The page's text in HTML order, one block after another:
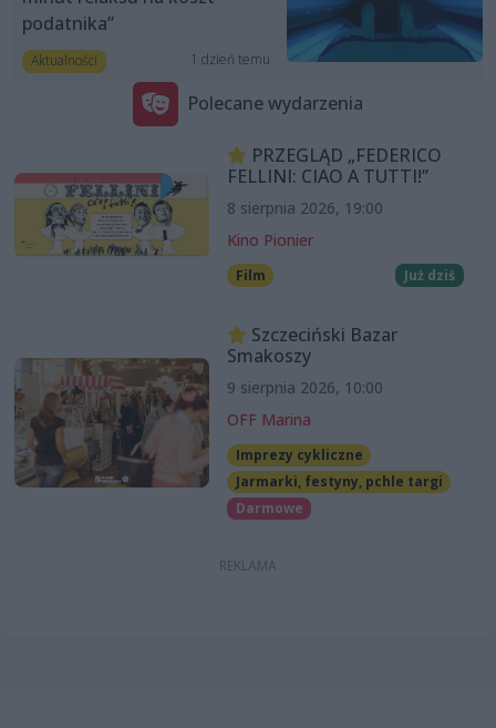
podatnika”
Aktualności 1 dzień temu
Polecane wydarzenia
PRZEGLĄD „FEDERICO
FELLINI: CIAO A TUTTI!”
8 sierpnia 2026, 19:00
Kino Pionier
Film Już dziś
Szczeciński Bazar
Smakoszy
9 sierpnia 2026, 10:00
OFF Marina
Imprezy cykliczne
Jarmarki, festyny, pchle targi
Darmowe